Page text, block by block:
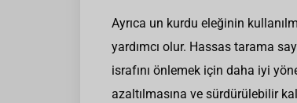
Ayrıca un kurdu eleğinin
yardımcı olur. Hassas tarama
israfını önlemek için daha iyi
azaltılmasına ve sürdürülebilir